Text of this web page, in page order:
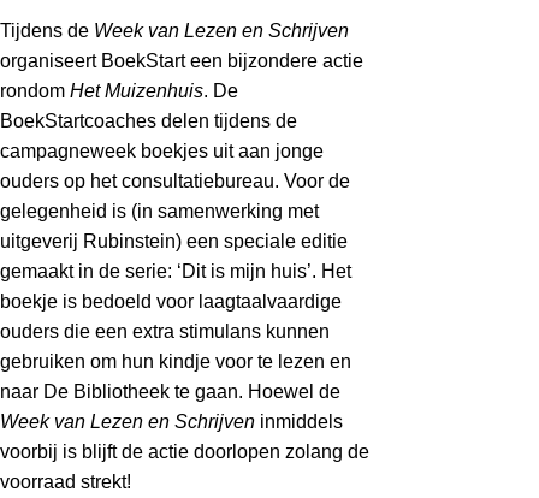
Tijdens de Week van Lezen en Schrijven
organiseert BoekStart een bijzondere actie
rondom Het Muizenhuis. De
BoekStartcoaches delen tijdens de
campagneweek boekjes uit aan jonge
ouders op het consultatiebureau. Voor de
gelegenheid is (in samenwerking met
uitgeverij Rubinstein) een speciale editie
gemaakt in de serie: ‘Dit is mijn huis’. Het
boekje is bedoeld voor laagtaalvaardige
ouders die een extra stimulans kunnen
gebruiken om hun kindje voor te lezen en
naar De Bibliotheek te gaan. Hoewel de
Week van Lezen en Schrijven inmiddels
voorbij is blijft de actie doorlopen zolang de
voorraad strekt!